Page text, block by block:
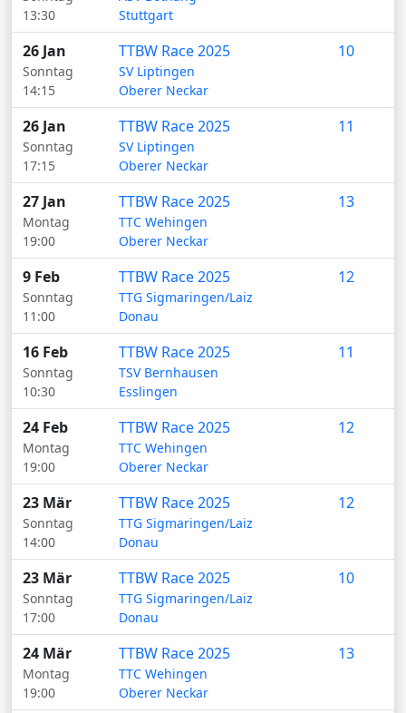
13:30
Stuttgart
26 Jan
Sonntag
14:15
TTBW Race 2025
SV Liptingen
Oberer Neckar
10
26 Jan
Sonntag
17:15
TTBW Race 2025
SV Liptingen
Oberer Neckar
11
27 Jan
Montag
19:00
TTBW Race 2025
TTC Wehingen
Oberer Neckar
13
9 Feb
Sonntag
11:00
TTBW Race 2025
TTG Sigmaringen/Laiz
Donau
12
16 Feb
Sonntag
10:30
TTBW Race 2025
TSV Bernhausen
Esslingen
11
24 Feb
Montag
19:00
TTBW Race 2025
TTC Wehingen
Oberer Neckar
12
23 Mär
Sonntag
14:00
TTBW Race 2025
TTG Sigmaringen/Laiz
Donau
12
23 Mär
Sonntag
17:00
TTBW Race 2025
TTG Sigmaringen/Laiz
Donau
10
24 Mär
Montag
19:00
TTBW Race 2025
TTC Wehingen
Oberer Neckar
13